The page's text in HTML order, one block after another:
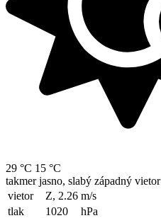
29 °C 15 °C
takmer jasno, slabý západný vietor
vietor
Z, 2.26 m/s
tlak
1020
hPa